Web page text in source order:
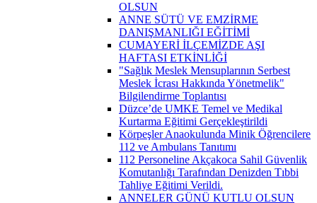
OLSUN
ANNE SÜTÜ VE EMZİRME
DANIŞMANLIĞI EĞİTİMİ
CUMAYERİ İLÇEMİZDE AŞI
HAFTASI ETKİNLİĞİ
"Sağlık Meslek Mensuplarının Serbest
Meslek İcrası Hakkında Yönetmelik"
Bilgilendirme Toplantısı
Düzce’de UMKE Temel ve Medikal
Kurtarma Eğitimi Gerçekleştirildi
Körpeşler Anaokulunda Minik Öğrencilere
112 ve Ambulans Tanıtımı
112 Personeline Akçakoca Sahil Güvenlik
Komutanlığı Tarafından Denizden Tıbbi
Tahliye Eğitimi Verildi.
ANNELER GÜNÜ KUTLU OLSUN